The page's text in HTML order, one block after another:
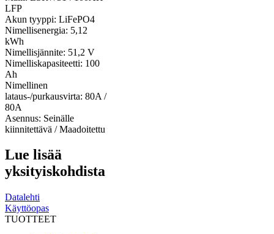
LFP
Akun tyyppi: LiFePO4
Nimellisenergia: 5,12
kWh
Nimellisjännite: 51,2 V
Nimelliskapasiteetti: 100
Ah
Nimellinen
lataus-/purkausvirta: 80A /
80A
Asennus: Seinälle
kiinnitettävä / Maadoitettu
Lue lisää
yksityiskohdista
Datalehti
Käyttöopas
TUOTTEET